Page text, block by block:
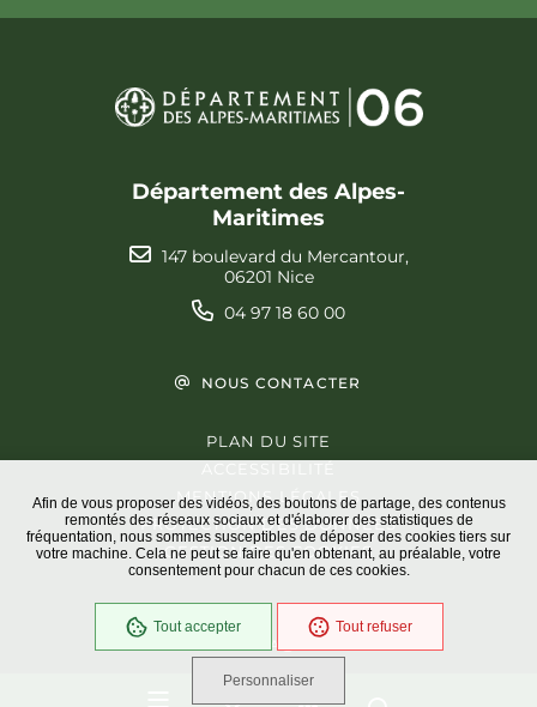
Afin de vous proposer des vidéos, des boutons de partage, des contenus
remontés des réseaux sociaux et d'élaborer des statistiques de
fréquentation, nous sommes susceptibles de déposer des cookies tiers sur
votre machine. Cela ne peut se faire qu'en obtenant, au préalable, votre
consentement pour chacun de ces cookies.
Tout accepter Tout refuser
Personnaliser
Département des Alpes-
Maritimes
147 boulevard du Mercantour,
06201 Nice
04 97 18 60 00
NOUS CONTACTER
PLAN DU SITE
MENTIONS LÉGALES
PROTECTION DES DONNÉES
GESTION DES COOKIES
En cours